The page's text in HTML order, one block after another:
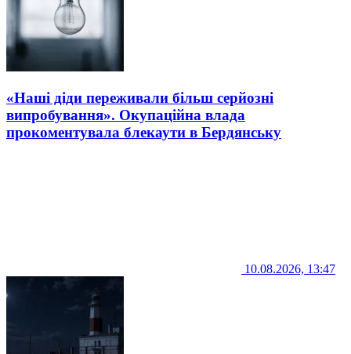
«Наші діди переживали більш серйозні
випробування». Окупаційна влада
прокоментувала блекаути в Бердянську
10.08.2026, 13:47